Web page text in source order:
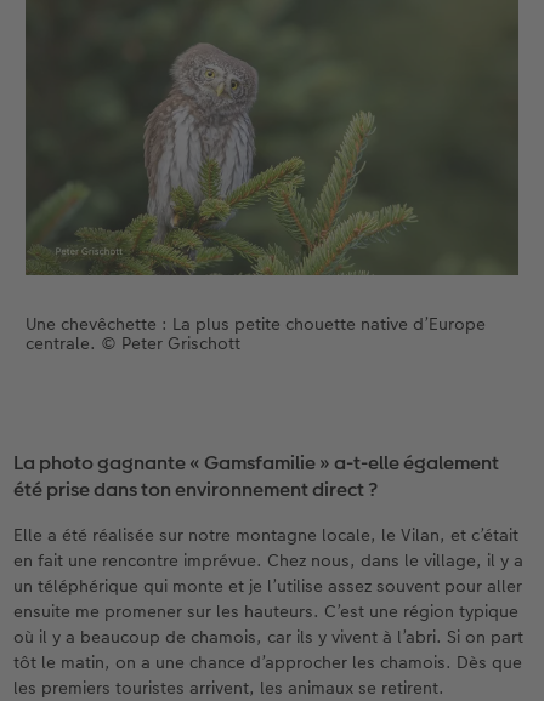
Une chevêchette : La plus petite chouette native d’Europe
centrale. © Peter Grischott
La photo gagnante « Gamsfamilie » a-t-elle également
été prise dans ton environnement direct ?
Elle a été réalisée sur notre montagne locale, le Vilan, et c’était
en fait une rencontre imprévue. Chez nous, dans le village, il y a
un téléphérique qui monte et je l’utilise assez souvent pour aller
ensuite me promener sur les hauteurs. C’est une région typique
où il y a beaucoup de chamois, car ils y vivent à l’abri. Si on part
tôt le matin, on a une chance d’approcher les chamois. Dès que
les premiers touristes arrivent, les animaux se retirent.